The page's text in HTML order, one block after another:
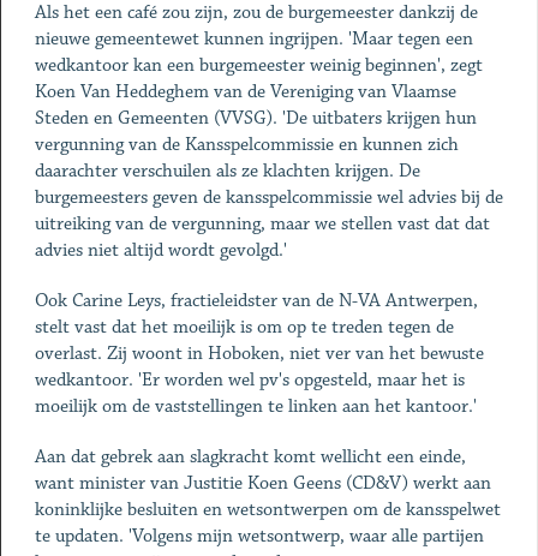
Als het een café zou zijn, zou de burgemeester dankzij de
nieuwe gemeentewet kunnen ingrijpen. 'Maar tegen een
wedkantoor kan een burgemeester weinig beginnen', zegt
Koen Van Heddeghem van de Vereniging van Vlaamse
Steden en Gemeenten (VVSG). 'De uitbaters krijgen hun
vergunning van de Kansspelcommissie en kunnen zich
daarachter verschuilen als ze klachten krijgen. De
burgemeesters geven de kansspelcommissie wel advies bij de
uitreiking van de vergunning, maar we stellen vast dat dat
advies niet altijd wordt gevolgd.'
Ook Carine Leys, fractieleidster van de N-VA Antwerpen,
stelt vast dat het moeilijk is om op te treden tegen de
overlast. Zij woont in Hoboken, niet ver van het bewuste
wedkantoor. 'Er worden wel pv's opgesteld, maar het is
moeilijk om de vaststellingen te linken aan het kantoor.'
Aan dat gebrek aan slagkracht komt wellicht een einde,
want minister van Justitie Koen Geens (CD&V) werkt aan
koninklijke besluiten en wetsontwerpen om de kansspelwet
te updaten. 'Volgens mijn wetsontwerp, waar alle partijen